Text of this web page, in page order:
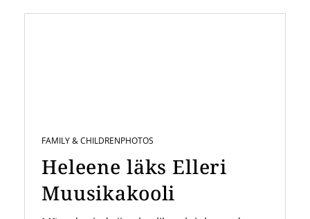
FAMILY & CHILDRENPHOTOS
Heleene läks Elleri
Muusikakooli